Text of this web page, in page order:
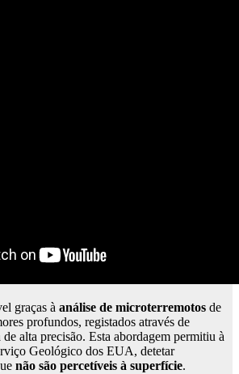
graças à análise de microterremotos de
profundos, registados através de
alta precisão. Esta abordagem permitiu à
Geológico dos EUA, detetar
não são percetíveis à superfície.